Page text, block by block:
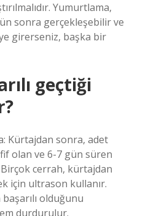
Yumurtlama,
sonra gerçekleşebilir ve
girerseniz, başka bir
geçtiği
Kürtajdan sonra, adet
olan ve 6-7 gün süren
cerrah, kürtajdan
için ultrason kullanır.
olduğunu
durdurulur.